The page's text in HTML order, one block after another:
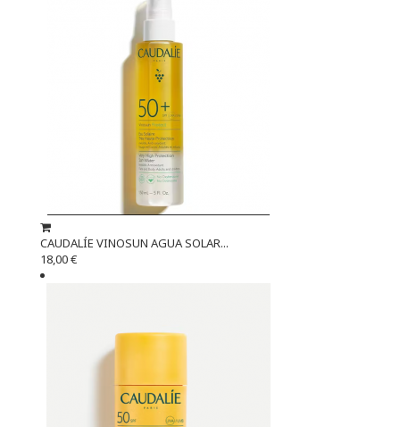
CAUDALÍE VINOSUN AGUA SOLAR...
18,00 €